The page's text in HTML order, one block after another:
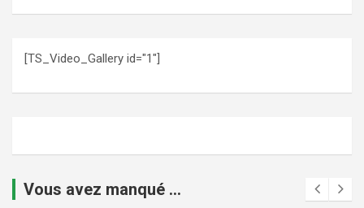
[TS_Video_Gallery id="1"]
Vous avez manqué ...